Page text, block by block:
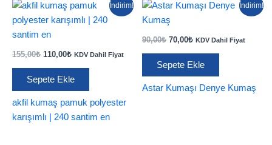
İndirim!
155,00₺ Orijinal
155,00₺.
110,00₺Şu
110,00₺.
KDV Dahil Fiyat
Sepete Ekle
akfil kumaş pamuk polyester
karışımlı | 240 santim en
İndirim!
90,00₺ Orijinal
90,00₺.
70,00₺Şu
fiyat:
70,00₺.
KDV Dahil Fiyat
Sepete Ekle
Astar Kumaşı Denye Kumaş